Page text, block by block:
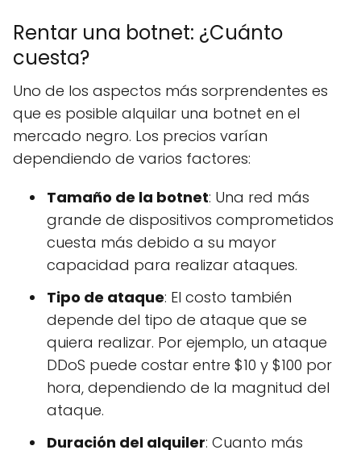
Rentar una botnet: ¿Cuánto
cuesta?
Uno de los aspectos más sorprendentes es
que es posible alquilar una botnet en el
mercado negro. Los precios varían
dependiendo de varios factores:
Tamaño de la botnet: Una red más
grande de dispositivos comprometidos
cuesta más debido a su mayor
capacidad para realizar ataques.
Tipo de ataque: El costo también
depende del tipo de ataque que se
quiera realizar. Por ejemplo, un ataque
DDoS puede costar entre $10 y $100 por
hora, dependiendo de la magnitud del
ataque.
Duración del alquiler: Cuanto más